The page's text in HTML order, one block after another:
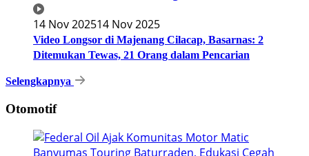
14 Nov 202514 Nov 2025
Video Longsor di Majenang Cilacap, Basarnas: 2
Ditemukan Tewas, 21 Orang dalam Pencarian
Selengkapnya
Otomotif